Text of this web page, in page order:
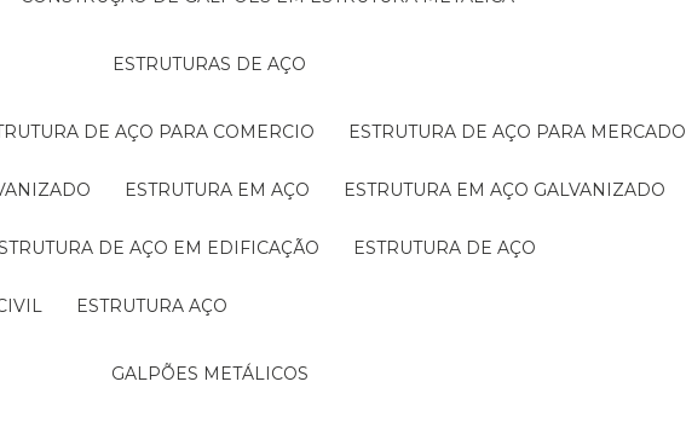
ESTRUTURAS DE AÇO
DE AÇO PARA COMERCIO ESTRUTURA DE AÇO PARA MERCADO
ESTRUTURA EM AÇO ESTRUTURA EM AÇO GALVANIZADO
DE AÇO EM EDIFICAÇÃO ESTRUTURA DE AÇO
ESTRUTURA AÇO
GALPÕES METÁLICOS